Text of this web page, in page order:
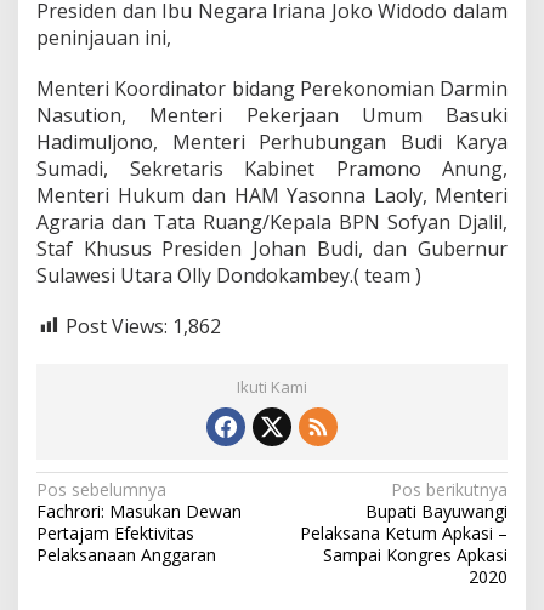
Presiden dan Ibu Negara Iriana Joko Widodo dalam
peninjauan ini,
Menteri Koordinator bidang Perekonomian Darmin
Nasution, Menteri Pekerjaan Umum Basuki
Hadimuljono, Menteri Perhubungan Budi Karya
Sumadi, Sekretaris Kabinet Pramono Anung,
Menteri Hukum dan HAM Yasonna Laoly, Menteri
Agraria dan Tata Ruang/Kepala BPN Sofyan Djalil,
Staf Khusus Presiden Johan Budi, dan Gubernur
Sulawesi Utara Olly Dondokambey.( team )
Post Views: 1,862
Ikuti Kami
N
a
v
Pos sebelumnya
Fachrori: Masukan Dewan
Pertajam Efektivitas
Pelaksanaan Anggaran
Pos berikutnya
Bupati Bayuwangi
Pelaksana Ketum Apkasi –
Sampai Kongres Apkasi
2020